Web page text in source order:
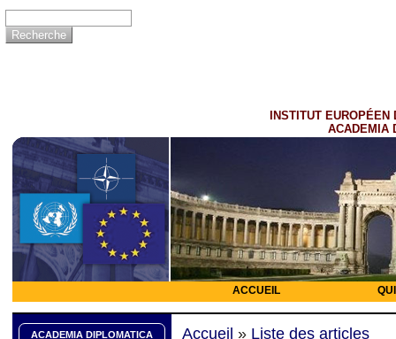
INSTITUT EUROPÉEN
ACADEMIA
ACCUEIL
ACADEMIA DIPLOMATICA
Accueil » Liste des articles